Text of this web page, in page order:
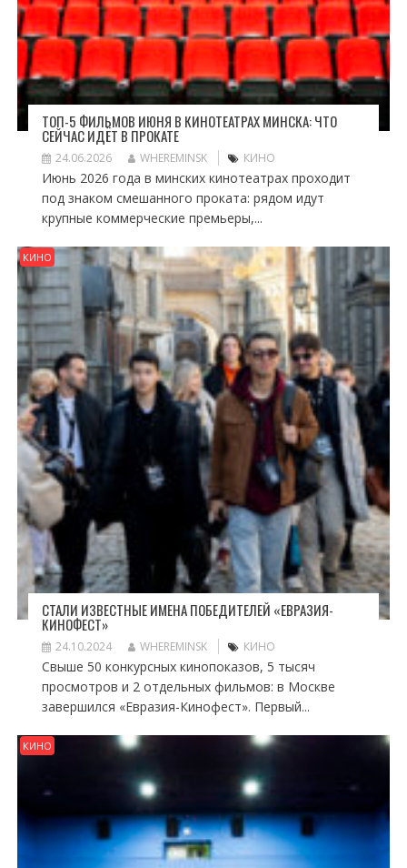
ТОП-5 ФИЛЬМОВ ИЮНЯ В КИНОТЕАТРАХ МИНСКА: ЧТО
СЕЙЧАС ИДЁТ В ПРОКАТЕ
24.06.2026 WHEREMINSK КИНО
Июнь 2026 года в минских кинотеатрах проходит
под знаком смешанного проката: рядом идут
крупные коммерческие премьеры,...
КИНО
СТАЛИ ИЗВЕСТНЫЕ ИМЕНА ПОБЕДИТЕЛЕЙ «ЕВРАЗИЯ-
КИНОФЕСТ»
24.10.2024 WHEREMINSK КИНО
Свыше 50 конкурсных кинопоказов, 5 тысяч
просмотров и 2 отдельных фильмов: в Москве
завершился «Евразия-Кинофест». Первый...
КИНО